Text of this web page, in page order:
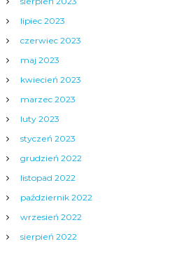
lipiec 2023
czerwiec 2023
maj 2023
kwiecień 2023
marzec 2023
luty 2023
styczeń 2023
grudzień 2022
listopad 2022
październik 2022
wrzesień 2022
sierpień 2022